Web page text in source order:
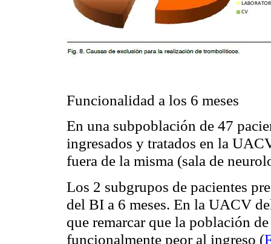
Funcionalidad a los 6 meses
En una subpoblación de 47
ingresados y tratados en la
fuera de la misma (sala de
Los 2 subgrupos de pacientes
del BI a 6 meses. En la UACV
que remarcar que la población
funcionalmente peor al ingreso (